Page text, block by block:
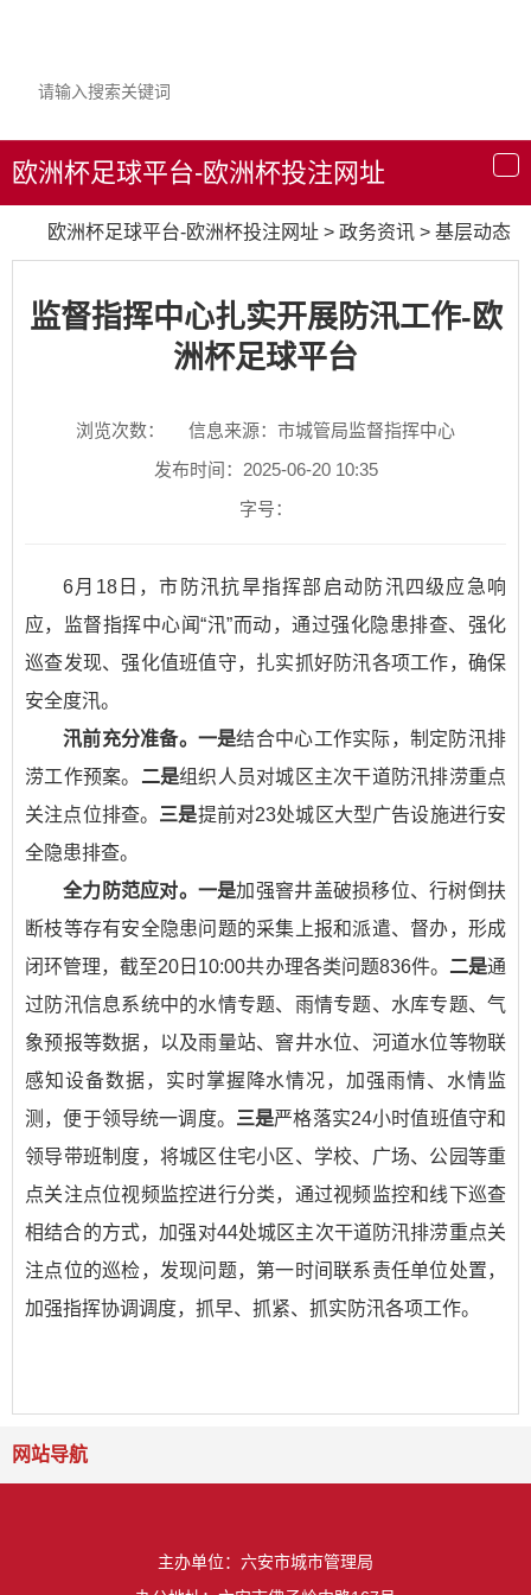
导
航
欧洲杯足球平台-欧洲杯投注网址
欧洲杯足球平台-欧洲杯投注网址 > 政务资讯 > 基层动态
监督指挥中心扎实开展防汛工作-欧
洲杯足球平台
浏览次数：
信息来源：市城管局监督指挥中心
发布时间：2025-06-20 10:35
字号：
6月18日，市防汛抗旱指挥部启动防汛四级应急响
应，监督指挥中心闻“汛”而动，通过强化隐患排查、强化
巡查发现、强化值班值守，扎实抓好防汛各项工作，确保
安全度汛。
汛前充分准备。一是结合中心工作实际，制定防汛排
涝工作预案。 二是组织人员对城区主次干道防汛排涝重点
关注点位排查。 三是提前对23处城区大型广告设施进行安
全隐患排查。
全力防范应对。一是加强窨井盖破损移位、行树倒扶
断枝等存有安全隐患问题的采集上报和派遣、督办，形成
闭环管理，截至20日10:00共办理各类问题836件。 二是通
过防汛信息系统中的水情专题、雨情专题、水库专题、气
象预报等数据，以及雨量站、窨井水位、河道水位等物联
感知设备数据，实时掌握降水情况，加强雨情、水情监
测，便于领导统一调度。 三是严格落实24小时值班值守和
领导带班制度，将城区住宅小区、学校、广场、公园等重
点关注点位视频监控进行分类，通过视频监控和线下巡查
相结合的方式，加强对44处城区主次干道防汛排涝重点关
注点位的巡检，发现问题，第一时间联系责任单位处置，
加强指挥协调调度，抓早、抓紧、抓实防汛各项工作。
网站导航
主办单位：六安市城市管理局